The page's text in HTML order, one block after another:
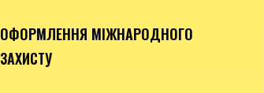
ОФОРМЛЕННЯ МІЖНАРОДНОГО
ЗАХИСТУ